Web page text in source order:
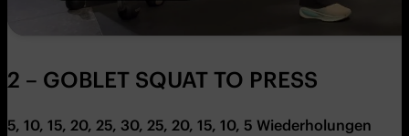
2 – GOBLET SQUAT TO PRESS
5, 10, 15, 20, 25, 30, 25, 20, 15, 10, 5 Wiederholungen